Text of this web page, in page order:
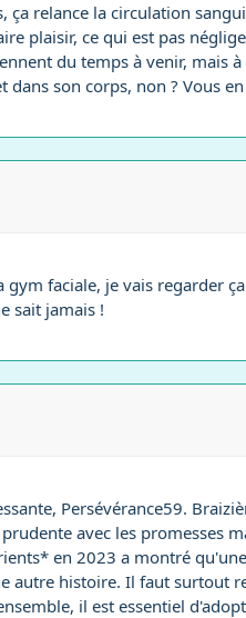
ça relance la circulation
plaisir, ce qui est pas
du temps à venir, mais
son corps, non ? Vous
faciale, je vais regarder
sait jamais !
Persévérance59.
avec les promesses
en 2023 a montré
autre histoire. Il faut surtout
il est essentiel